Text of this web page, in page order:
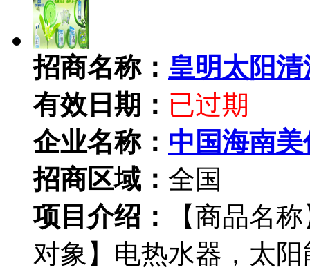
招商名称： 皇明太阳
有效日期： 已过期
企业名称： 中国海南
招商区域： 全国
项目介绍：
【商品名
对象】电热水器，太